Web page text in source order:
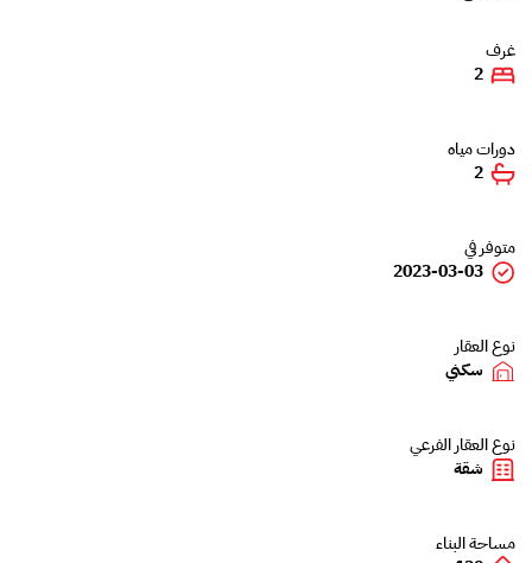
غرف
2
دورات مياه
2
متوفر في
2023-03-03
نوع العقار
سكني
نوع العقار الفرعي
شقة
مساحة البناء